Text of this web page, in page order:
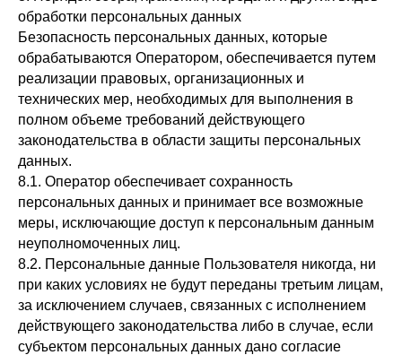
обработки персональных данных
Безопасность персональных данных, которые
обрабатываются Оператором, обеспечивается путем
реализации правовых, организационных и
технических мер, необходимых для выполнения в
полном объеме требований действующего
законодательства в области защиты персональных
данных.
8.1. Оператор обеспечивает сохранность
персональных данных и принимает все возможные
меры, исключающие доступ к персональным данным
неуполномоченных лиц.
8.2. Персональные данные Пользователя никогда, ни
при каких условиях не будут переданы третьим лицам,
за исключением случаев, связанных с исполнением
действующего законодательства либо в случае, если
субъектом персональных данных дано согласие
Доставка
О ШЁЛКе
О коллагене
Ответы на вопросы
Декларация соответствия
Контакты
Обратный звонок
Купить оптом
ИНН 531103231607